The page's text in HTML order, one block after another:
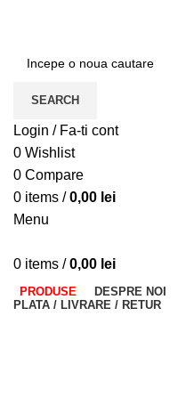
SEARCH
Login / Fa-ti cont
0 Wishlist
0 Compare
0 items / 0,00 lei
Menu
0 items / 0,00 lei
PRODUSE DESPRE NOI
PLATA / LIVRARE / RETUR